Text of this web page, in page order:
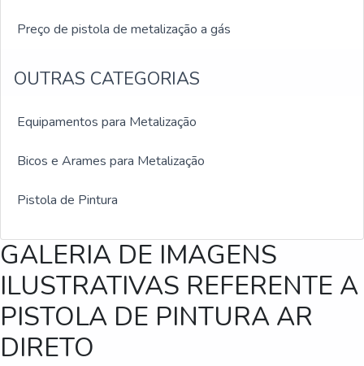
Preço de pistola de metalização a gás
OUTRAS CATEGORIAS
Equipamentos para Metalização
Bicos e Arames para Metalização
Pistola de Pintura
GALERIA DE IMAGENS
ILUSTRATIVAS REFERENTE A
PISTOLA DE PINTURA AR
DIRETO